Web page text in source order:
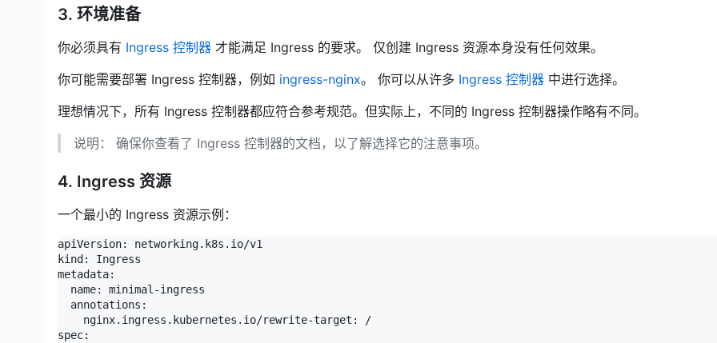
3. 环境准备
你必须具有 Ingress 控制器 才能满足 Ingress 的要求。 仅创建 Ingress 资源本身没有任何效果。
你可能需要部署 Ingress 控制器，例如 ingress-nginx。 你可以从许多 Ingress 控制器 中进行选择。
理想情况下，所有 Ingress 控制器都应符合参考规范。但实际上，不同的 Ingress 控制器操作略有不同。
说明： 确保你查看了 Ingress 控制器的文档，以了解选择它的注意事项。
4. Ingress 资源
一个最小的 Ingress 资源示例：
apiVersion: networking.k8s.io/v1
kind: Ingress
metadata:
  name: minimal-ingress
  annotations:
    nginx.ingress.kubernetes.io/rewrite-target: /
spec: